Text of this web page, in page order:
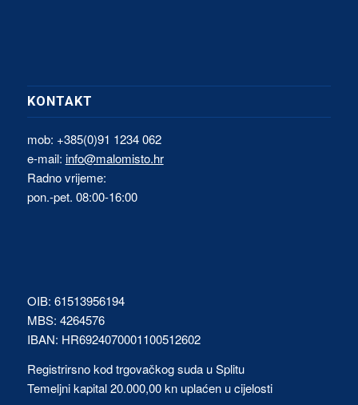
KONTAKT
mob: +385(0)91 1234 062
e-mail: info@malomisto.hr
Radno vrijeme:
pon.-pet. 08:00-16:00
OIB: 61513956194
MBS: 4264576
IBAN: HR6924070001100512602
Registrirsno kod trgovačkog suda u Splitu
Temeljni kapital 20.000,00 kn uplaćen u cijelosti